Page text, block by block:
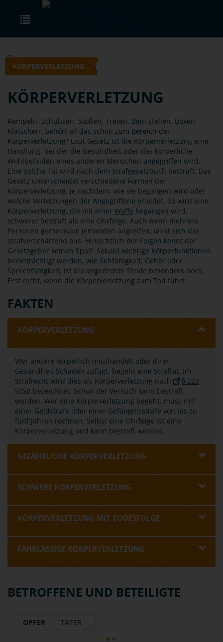
Skip to main content
KÖRPERVERLETZUNG
KÖRPERVERLETZUNG
Rempeln, Schubsen, Stoßen, Treten, Bein stellen, Boxen,
Klatschen: Gehört all das schon zum Bereich der
Körperverletzung? Laut Gesetz ist die Körperverletzung eine
Handlung, bei der die Gesundheit oder das körperliche
Wohlbefinden eines anderen Menschen angegriffen wird.
Eine solche Tat wird nach dem Strafgesetzbuch bestraft. Das
Gesetz unterscheidet verschiedene Formen der
Körperverletzung, je nachdem, wie sie begangen wird oder
welche Verletzungen der Angegriffene erleidet. So wird eine
Körperverletzung, die mit einer Waffe begangen wird,
schwerer bestraft als eine Ohrfeige. Auch wenn mehrere
Personen gemeinsam jemanden angreifen, wirkt sich das
strafverschärfend aus. Hinsichtlich der Folgen kennt der
Gesetzgeber keinen Spaß: Sobald wichtige Körperfunktionen
beeinträchtigt werden, wie Sehfähigkeit, Gehör oder
Sprechfähigkeit, ist die angedrohte Strafe besonders hoch.
Erst recht, wenn die Körperverletzung zum Tod führt.
FAKTEN
KÖRPERVERLETZUNG
Wer andere körperlich misshandelt oder ihrer
Gesundheit Schaden zufügt, begeht eine Straftat. Im
Strafrecht wird dies als Körperverletzung nach
§ 223
StGB bezeichnet. Schon der Versuch kann bestraft
werden. Wer eine Körperverletzung begeht, muss mit
einer Geldstrafe oder einer Gefängnisstrafe von bis zu
fünf Jahren rechnen. Selbst eine Ohrfeige ist eine
Körperverletzung und kann bestraft werden.
GEFÄHRLICHE KÖRPERVERLETZUNG
SCHWERE KÖRPERVERLETZUNG
KÖRPERVERLETZUNG MIT TODESFOLGE
FAHRLÄSSIGE KÖRPERVERLETZUNG
BETROFFENE UND BETEILIGTE
OPFER TÄTER